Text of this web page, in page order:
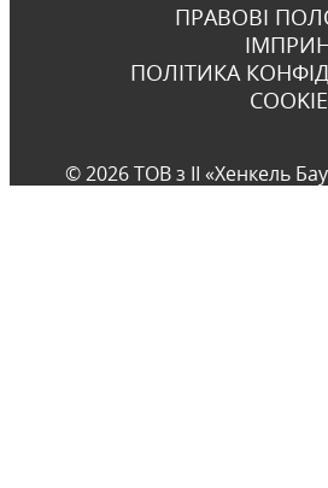
ПРАВОВІ
ПОЛІТИКА
© 2026 ТОВ з ІІ «Хенкель